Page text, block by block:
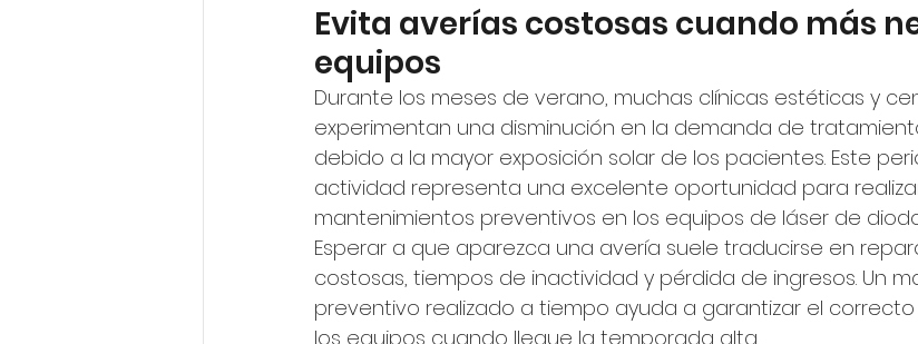
Evita averías costosas cuando más
equipos
Durante los meses de verano, muchas clínicas estéticas y
experimentan una disminución en la demanda de
debido a la mayor exposición solar de los pacientes. Este
actividad representa una excelente oportunidad para
mantenimientos preventivos en los equipos de láser de diodo
Esperar a que aparezca una avería suele traducirse en
costosas, tiempos de inactividad y pérdida de ingresos. Un
preventivo realizado a tiempo ayuda a garantizar el
los equipos cuando llegue la temporada alta.